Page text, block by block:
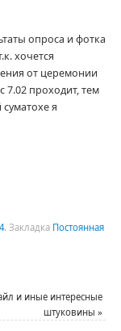
опроса и фотка
хочется
от церемонии
7.02 проходит, тем
я
. Закладка Постоянная
и иные интересные
штуковины»